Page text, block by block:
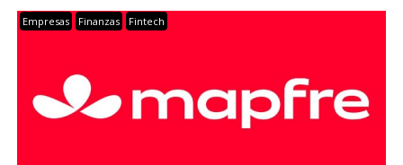
Empresas Finanzas Fintech